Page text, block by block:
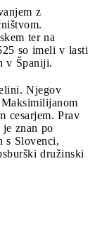
z
ter na
so imeli v lasti
v Španiji.
Njegov
cesarjem. Prav
znan po
s Slovenci,
družinski